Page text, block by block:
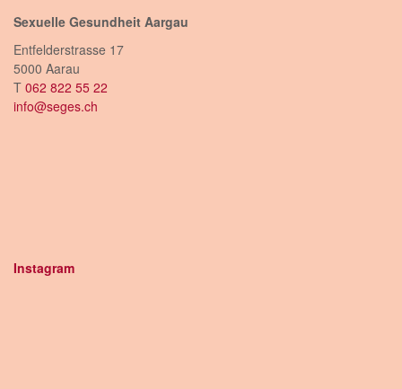
Sexuelle Gesundheit Aargau
Entfelderstrasse 17
5000 Aarau
T 062 822 55 22
info@seges.ch
Instagram